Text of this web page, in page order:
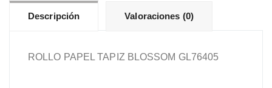
Descripción Valoraciones (0)
ROLLO PAPEL TAPIZ BLOSSOM GL76405